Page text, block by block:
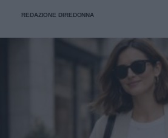
REDAZIONE DIREDONNA